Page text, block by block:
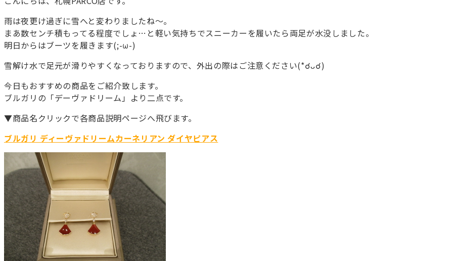
雨は夜更け過ぎに雪へと変わりましたね～。
まあ数センチ積もってる程度でしょ…と軽い気持ちでスニーカーを履いたら両足が水没しました。
明日からはブーツを履きます(;-ω-)
雪解け水で足元が滑りやすくなっておりますので、外出の際はご注意ください(*☌ᴗ☌)
今日もおすすめの商品をご紹介致します。
ブルガリの「デーヴァドリーム」より二点です。
▼商品名クリックで各商品説明ページへ飛びます。
ブルガリ ディーヴァドリームカーネリアン ダイヤピアス